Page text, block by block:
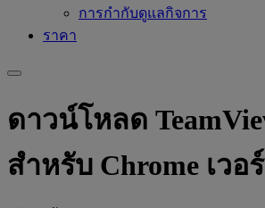
การกำกับดูแลกิจการ
ราคา
ดาวน์โหลด
สำหรับ Chrome เว